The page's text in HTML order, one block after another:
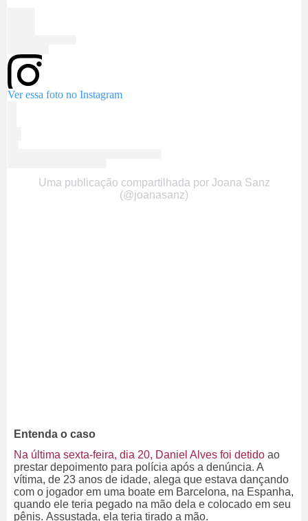
Ver essa foto no Instagram
Uma publicação compartilhada por Joana Sanz
(@joanasanz)
Entenda o caso
Na última sexta-feira, dia 20, Daniel Alves foi detido ao
prestar depoimento para polícia após a denúncia. A
vítima, de 23 anos de idade, alega que estava dançando
com o jogador em uma boate em Barcelona, na Espanha,
quando ele teria pegado na mão dela e colocado em seu
pênis. Assustada, ela teria tirado a mão.